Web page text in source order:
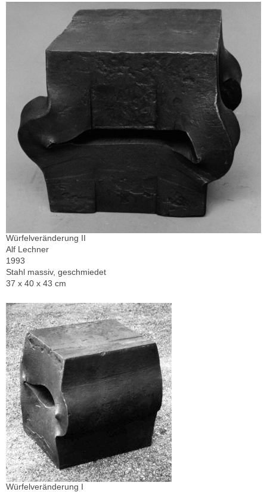
Würfelveränderung II
Alf Lechner
1993
Stahl massiv, geschmiedet
37 x 40 x 43 cm
Würfelveränderung I